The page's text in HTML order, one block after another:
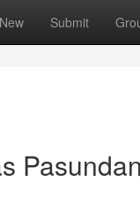
New Submit